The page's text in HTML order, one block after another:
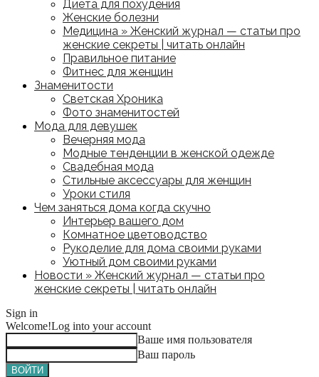
Диета для похудения
Женские болезни
Медицина » Женский журнал — статьи про
женские секреты | читать онлайн
Правильное питание
Фитнес для женщин
Знаменитости
Светская Хроника
Фото знаменитостей
Мода для девушек
Вечерняя мода
Модные тенденции в женской одежде
Свадебная мода
Стильные аксессуары для женщин
Уроки стиля
Чем заняться дома когда скучно
Интерьер вашего дом
Комнатное цветоводство
Рукоделие для дома своими руками
Уютный дом своими руками
Новости » Женский журнал — статьи про
женские секреты | читать онлайн
Sign in
Welcome!Log into your account
Ваше имя пользователя
Ваш пароль